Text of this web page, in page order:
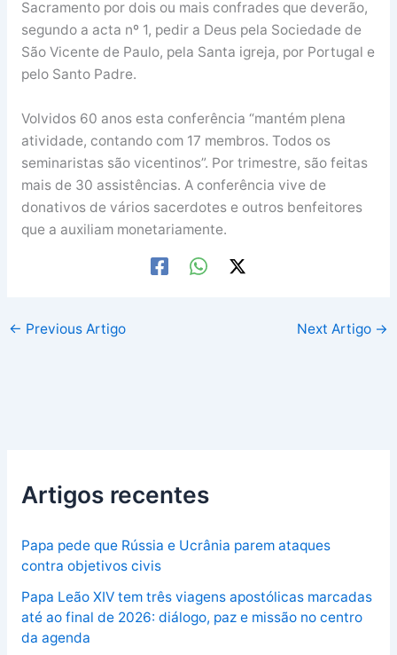
Sacramento por dois ou mais confrades que deverão,
segundo a acta nº 1, pedir a Deus pela Sociedade de
São Vicente de Paulo, pela Santa igreja, por Portugal e
pelo Santo Padre.
Volvidos 60 anos esta conferência “mantém plena
atividade, contando com 17 membros. Todos os
seminaristas são vicentinos”. Por trimestre, são feitas
mais de 30 assistências. A conferência vive de
donativos de vários sacerdotes e outros benfeitores
que a auxiliam monetariamente.
← Previous Artigo Next Artigo →
Artigos recentes
Papa pede que Rússia e Ucrânia parem ataques
contra objetivos civis
Papa Leão XIV tem três viagens apostólicas marcadas
até ao final de 2026: diálogo, paz e missão no centro
da agenda